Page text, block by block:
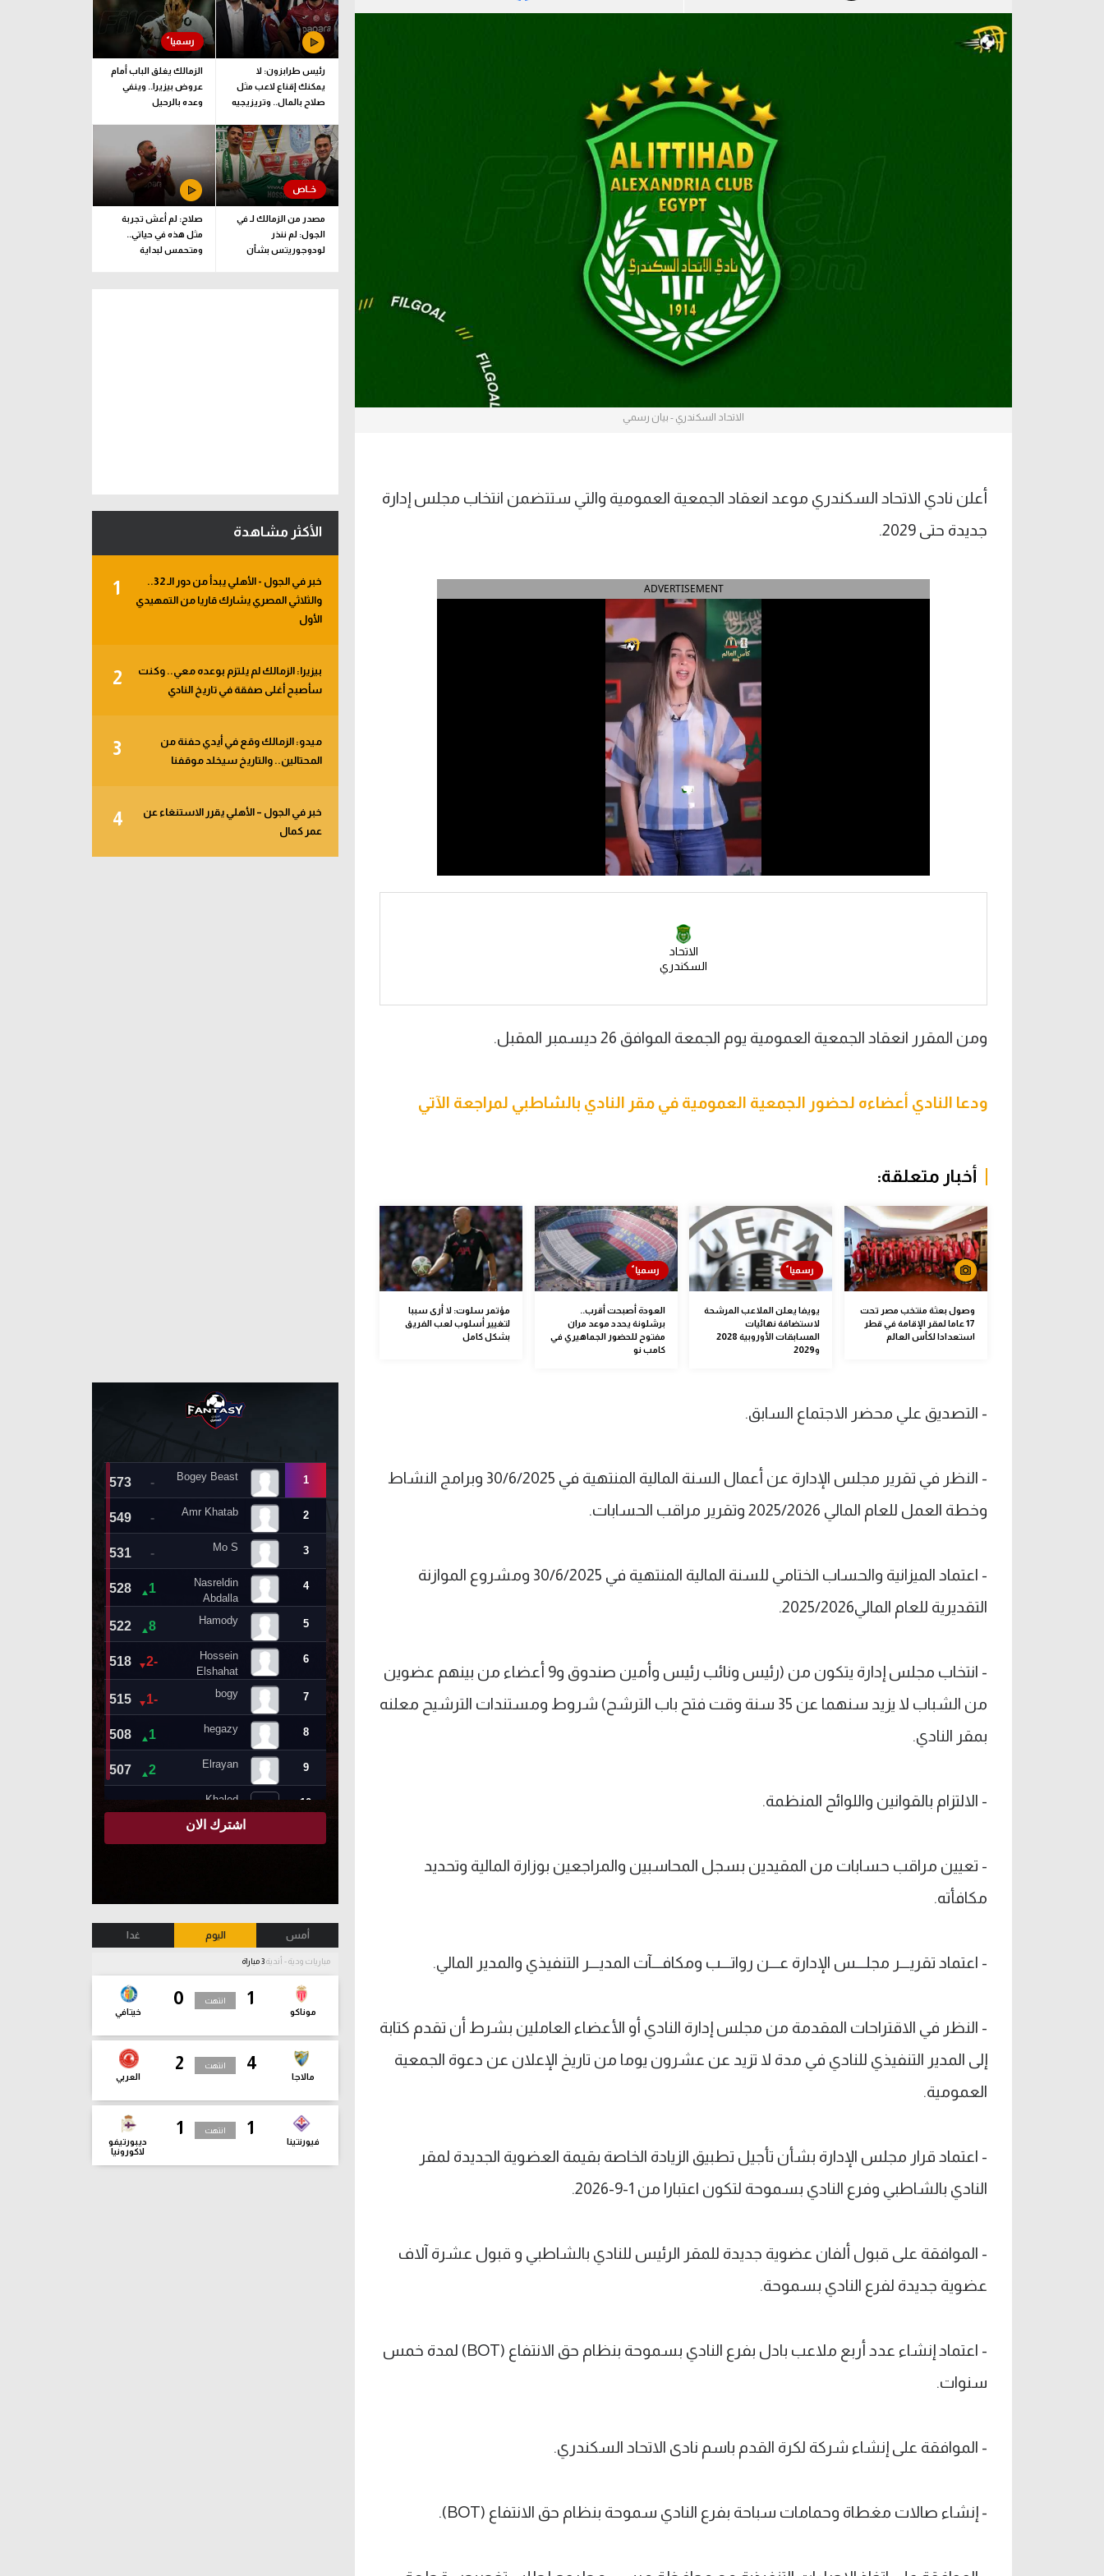
دوري أبطال إفريقيا
كل البطولات
آسيا
الاتحاد السكندري - بيان رسمي
أعلن نادي الاتحاد السكندري موعد انعقاد الجمعية العمومية والتي ستتضمن انتخاب مجلس إدارة
جديدة حتى 2029.
ADVERTISEMENT
الاتحاد
السكندري
ومن المقرر انعقاد الجمعية العمومية يوم الجمعة الموافق 26 ديسمبر المقبل.
ودعا النادي أعضاءه لحضور الجمعية العمومية في مقر النادي بالشاطبي لمراجعة الآتي
أخبار متعلقة:
وصول بعثة منتخب مصر تحت
17 عاما لمقر الإقامة في قطر
استعدادا لكأس العالم
يويفا يعلن الملاعب المرشحة
لاستضافة نهائيات
المسابقات الأوروبية 2028
و2029
العودة أصبحت أقرب..
برشلونة يحدد موعد مران
مفتوح للحضور الجماهيري في
كامب نو
مؤتمر سلوت: لا أرى سببا
لتغيير أسلوب لعب الفريق
بشكل كامل
- التصديق علي محضر الاجتماع السابق.
- النظر في تقرير مجلس الإدارة عن أعمال السنة المالية المنتهية في 30/6/2025 وبرامج النشاط
وخطة العمل للعام المالي 2025/2026 وتقرير مراقب الحسابات.
- اعتماد الميزانية والحساب الختامي للسنة المالية المنتهية في 30/6/2025 ومشروع الموازنة
التقديرية للعام المالي2025/2026.
- انتخاب مجلس إدارة يتكون من (رئيس ونائب رئيس وأمين صندوق و9 أعضاء من بينهم عضوين
من الشباب لا يزيد سنهما عن 35 سنة وقت فتح باب الترشح) شروط ومستندات الترشيح معلنه
بمقر النادي.
- الالتزام بالقوانين واللوائح المنظمة.
- تعيين مراقب حسابات من المقيدين بسجل المحاسبين والمراجعين بوزارة المالية وتحديد
مكافأته.
- اعتماد تقريـــر مجلـــس الإدارة عـــن رواتـــب ومكافـــآت المديـــر التنفيذي والمدير المالي.
- النظر في الاقتراحات المقدمة من مجلس إدارة النادي أو الأعضاء العاملين بشرط أن تقدم كتابة
إلى المدير التنفيذي للنادي في مدة لا تزيد عن عشرون يوما من تاريخ الإعلان عن دعوة الجمعية
العمومية.
- اعتماد قرار مجلس الإدارة بشأن تأجيل تطبيق الزيادة الخاصة بقيمة العضوية الجديدة لمقر
النادي بالشاطبي وفرع النادي بسموحة لتكون اعتبارا من 1-9-2026.
- الموافقة على قبول ألفان عضوية جديدة للمقر الرئيس للنادي بالشاطبي و قبول عشرة آلاف
عضوية جديدة لفرع النادي بسموحة.
- اعتماد إنشاء عدد أربع ملاعب بادل بفرع النادي بسموحة بنظام حق الانتفاع (BOT) لمدة خمس
سنوات.
- الموافقة على إنشاء شركة لكرة القدم باسم نادى الاتحاد السكندري.
- إنشاء صالات مغطاة وحمامات سباحة بفرع النادي سموحة بنظام حق الانتفاع (BOT).
رئيس طرابزون: لا
يمكنك إقناع لاعب مثل
صلاح بالمال.. وتريزيجيه
الزمالك يغلق الباب أمام
عروض بيزيرا.. وينفي
وعده بالرحيل
مصدر من الزمالك لـ في
الجول: لم ننذر
لودوجوريتس بشأن
صلاح: لم أعش تجربة
مثل هذه في حياتي..
ومتحمس لبداية
الأكثر مشاهدة
1
خبر في الجول - الأهلي يبدأ من دور الـ 32..
والثلاثي المصري يشارك قاريا من التمهيدي
الأول
2
بيزيرا: الزمالك لم يلتزم بوعده معي.. وكنت
سأصبح أغلى صفقة في تاريخ النادي
3
ميدو: الزمالك وقع في أيدي حفنة من
المحتالين.. والتاريخ سيخلد موقفنا
4
خبر في الجول – الأهلي يقرر الاستنغاء عن
عمر كمال
أمس اليوم غدا
مباريات ودية - أندية
1
موناكو
0
خيتافي
انتهت
4
مالاجا
2
العربي
انتهت
1
فيورنتينا
1
ديبورتيفو
لاكورونيا
انتهت